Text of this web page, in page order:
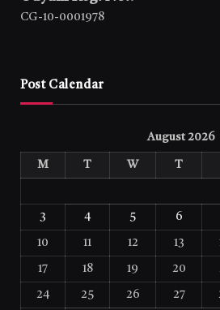
CG-10-0001978
Post Calendar
August 2026
M T W T
3 4 5 6
10 11 12 13
17 18 19 20
24 25 26 27